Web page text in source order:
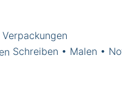
Verpackungen
Schreiben • Malen •